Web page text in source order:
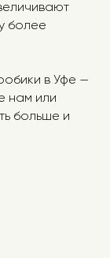
более
в Уфе —
нам или
больше и